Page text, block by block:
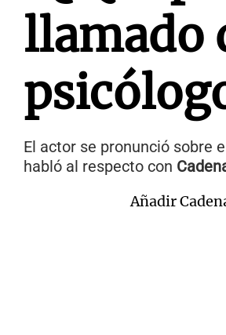
llamado
El actor se pronunció sobre
habló al respecto con
Añadir